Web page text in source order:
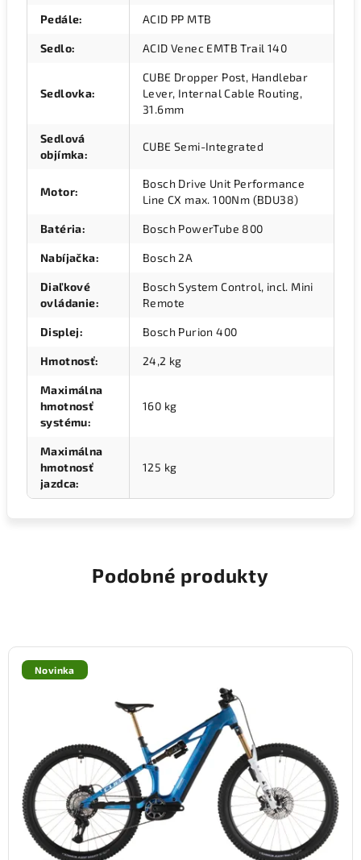
Pedále: ACID PP MTB
Sedlo: ACID Venec EMTB Trail 140
Sedlovka:
CUBE Dropper Post, Handlebar
Lever, Internal Cable Routing,
31.6mm
Sedlová
objímka:
CUBE Semi-Integrated
Motor:
Bosch Drive Unit Performance
Line CX max. 100Nm (BDU38)
Batéria: Bosch PowerTube 800
Nabíjačka: Bosch 2A
Diaľkové
ovládanie:
Bosch System Control, incl. Mini
Remote
Displej: Bosch Purion 400
Hmotnosť: 24,2 kg
Maximálna
hmotnosť
systému:
160 kg
Maximálna
hmotnosť
jazdca:
125 kg
Podobné produkty
Novinka